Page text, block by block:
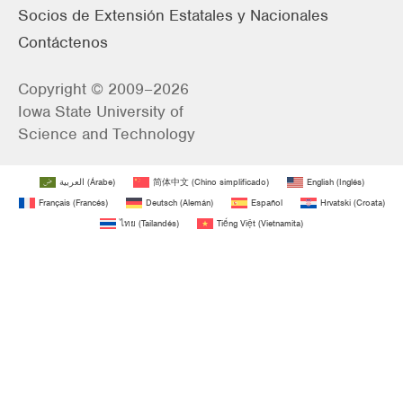
Socios de Extensión Estatales y Nacionales
Contáctenos
Copyright © 2009–2026
Iowa State University of
Science and Technology
العربية (Árabe) 简体中文(Chino simplificado) English(Inglés)
Français(Francés) Deutsch(Alemán) Español Hrvatski(Croata)
ไทย (Tailandés) Tiếng Việt (Vietnamita)